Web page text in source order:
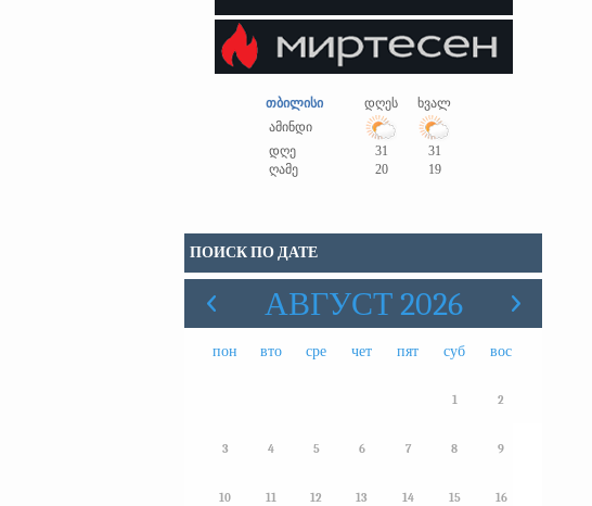
თბილისი დღეს
ხვალ
ამინდი
დღე
31
31
ღამე
20 19
ПОИСК ПО ДАТЕ
АВГУСТ 2026
пон вто сре чет пят суб вос
1 2
3 4 5 6 7 8 9
10 11 12 13 14 15 16